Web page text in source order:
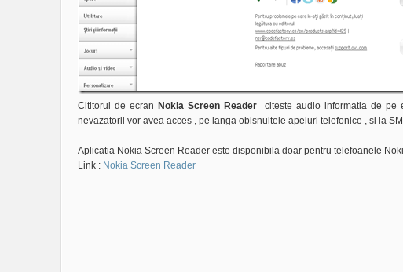
Cititorul de ecran Nokia Screen Reader citeste audio informatia de pe
nevazatorii vor avea acces , pe langa obisnuitele apeluri telefonice , si la
Aplicatia Nokia Screen Reader este disponibila doar pentru telefoanele
Link : Nokia Screen Reader